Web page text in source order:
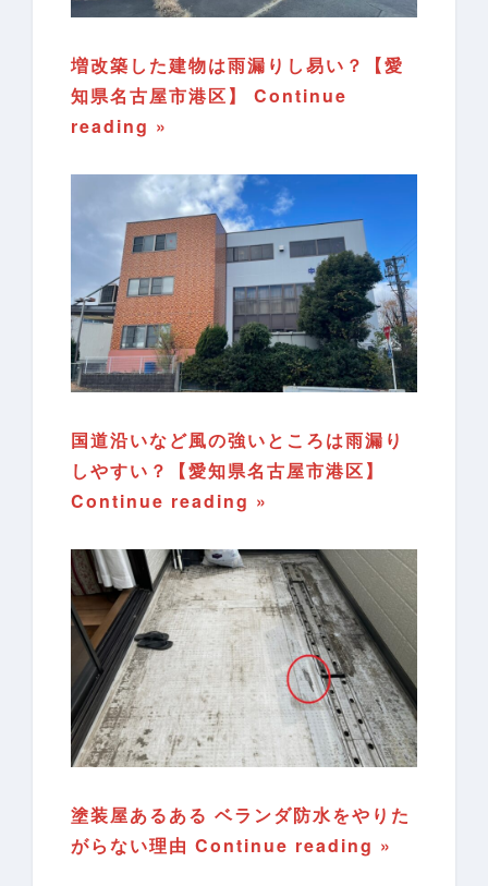
増改築した建物は雨漏りし易い？【愛
知県名古屋市港区】
Continue
reading »
国道沿いなど風の強いところは雨漏り
しやすい？【愛知県名古屋市港区】
Continue reading »
塗装屋あるある ベランダ防水をやりた
がらない理由 Continue reading »